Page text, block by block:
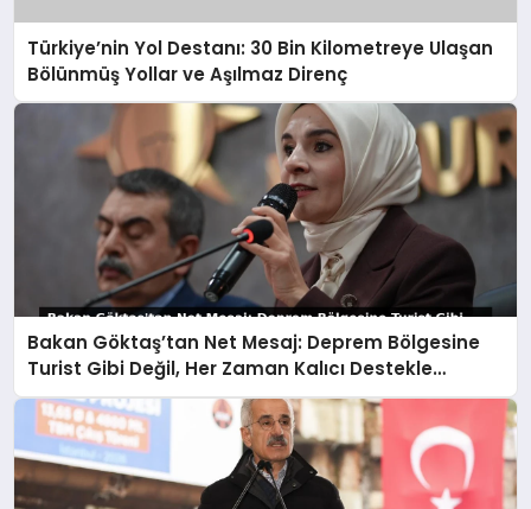
Türkiye’nin Yol Destanı: 30 Bin Kilometreye Ulaşan
Bölünmüş Yollar ve Aşılmaz Direnç
Bakan Göktaş’tan Net Mesaj: Deprem Bölgesine
Turist Gibi Değil, Her Zaman Kalıcı Destekle
Gidiyoruz!